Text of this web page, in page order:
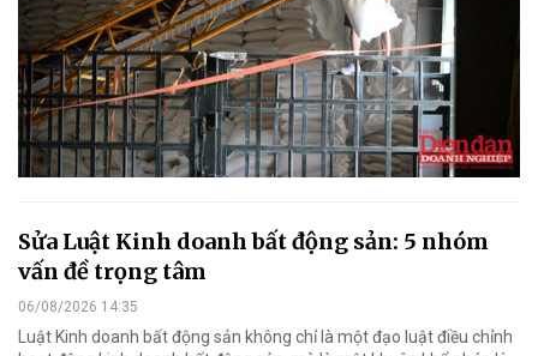
Sửa Luật Kinh doanh bất động sản: 5 nhóm
vấn đề trọng tâm
06/08/2026 14:35
Luật Kinh doanh bất động sản không chỉ là một đạo luật điều chỉnh